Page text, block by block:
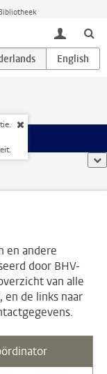
toggle
en andere
door BHV-
van alle
de links naar